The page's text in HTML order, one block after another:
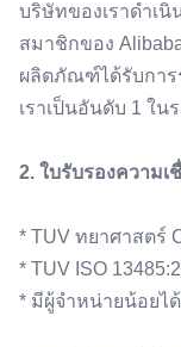
บริษัทของเราดําเ
สมาชิกของ
ผลิตภัณฑ์ได้รับการ
เราเป็นอันดับ 1 ใ
2. ใบรับรองความ
* TUV ทยาศาสตร์
* TUV ISO
* มีผู้จําหน่ายน้อยไ